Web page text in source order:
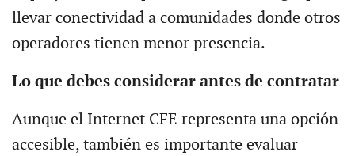
llevar conectividad a comunidades donde otros
operadores tienen menor presencia.
Lo que debes considerar antes de contratar
Aunque el Internet CFE representa una opción
accesible, también es importante evaluar